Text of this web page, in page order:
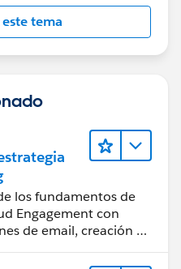
tema
los fundamentos de
Engagement con
de email, creación de